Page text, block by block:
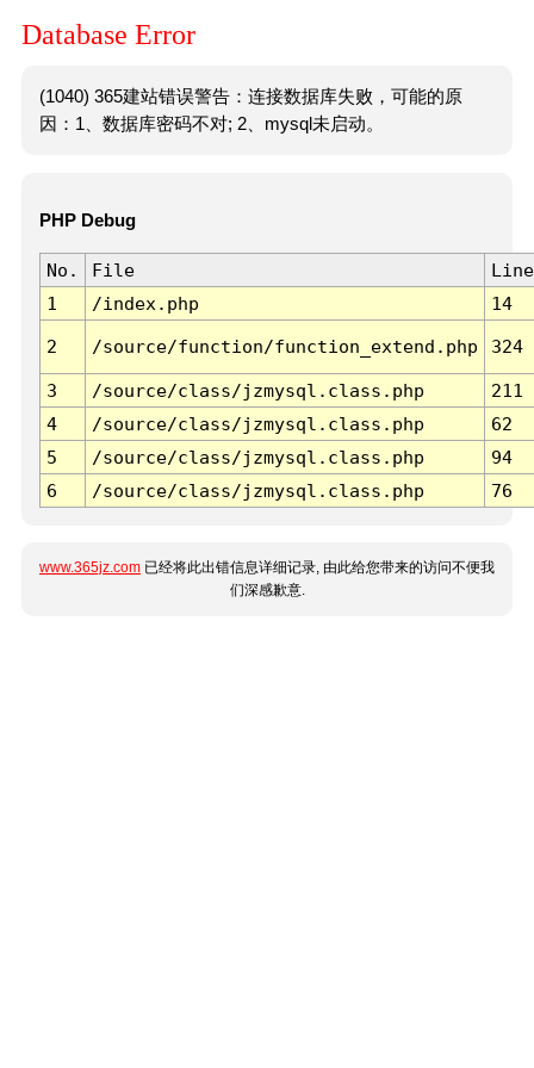
Database Error
(1040) 365建站错误警告：连接数据库失败，可能的原
因：1、数据库密码不对; 2、mysql未启动。
PHP Debug
No. File
Line
1
/index.php 14
2 /source/function/function_extend.php 324
3 /source/class/jzmysql.class.php
211
4
/source/class/jzmysql.class.php
62
5
/source/class/jzmysql.class.php
94
6
/source/class/jzmysql.class.php 76
www.365jz.com 已经将此出错信息详细记录, 由此给您带来的访问不便我
们深感歉意.